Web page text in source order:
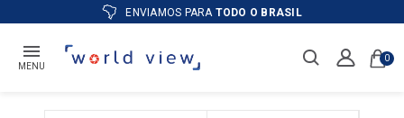
ENVIAMOS PARA TODO O BRASIL
MENU
0